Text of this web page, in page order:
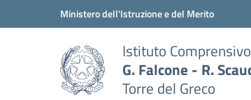
Vai ai contenuti
Vai al menu di navigazioneMinistero dell'Istruzione e del Merito
Istituto Comprensivo
G. Falcone - R.
Torre del Greco